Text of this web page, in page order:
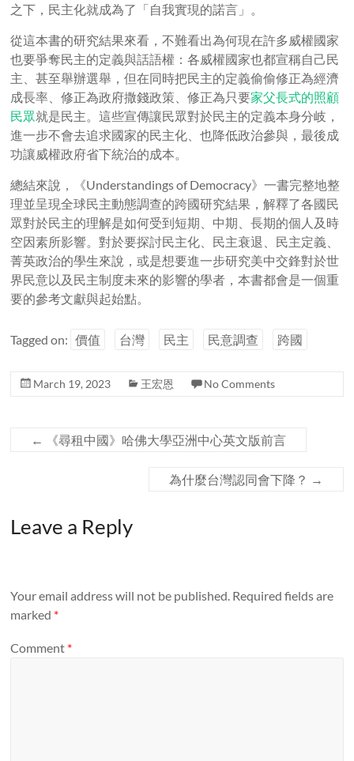
之下，民主化就成為了「自我實現的諾言」。
從這本書的研究結果來看，不難看出為何現在許多威權國家
也要爭奪民主的定義與話語權：各威權國家也都宣稱自己民
主、甚至舉辦選舉，但在同時把民主的定義偷偷修正為經濟
成長率、修正為政府撒錢政策、修正為只要家父長式的照顧
民眾就是民主。這些宣傳讓民眾對於民主的定義本身分岐，
進一步不會去追求國家的民主化、也降低政治參與，最後成
功讓威權政府省下統治的成本。
總結來說，《Understandings of Democracy》一書完整地整
理並呈現全球民主動態調查的跨國研究結果，解釋了各國民
眾對於民主的理解是如何受到短期、中期、長期的個人及時
空因素所影響。對於要探討民主化、民主衰退、民主定義、
菁英政治的學生來說，或是想要進一步研究美中交鋒對於世
界民意以及民主制度未來的影響的學者，本書都會是一個重
要的參考文獻與起始點。
Tagged on: 價值 台灣 民主 民意調查 跨國
March 19, 2023 王宏恩 No Comments
← 《尋租中國》哈佛大學亞洲中心英文版前言
為什麼台灣認同會下降？ →
Leave a Reply
Your email address will not be published. Required fields are
marked *
Comment *